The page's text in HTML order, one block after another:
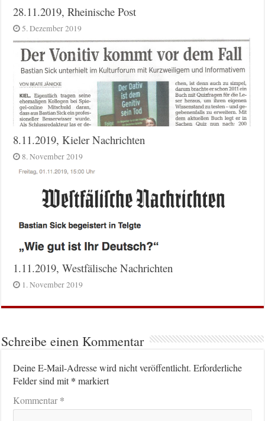
28.11.2019, Rheinische Post
5. Dezember 2019
8.11.2019, Kieler Nachrichten
8. November 2019
1.11.2019, Westfälische Nachrichten
1. November 2019
Schreibe einen Kommentar
Deine E-Mail-Adresse wird nicht veröffentlicht. Erforderliche
Felder sind mit* markiert
Kommentar*